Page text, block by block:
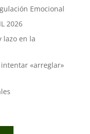
Emocional
2026
lazo en la
«arreglar»